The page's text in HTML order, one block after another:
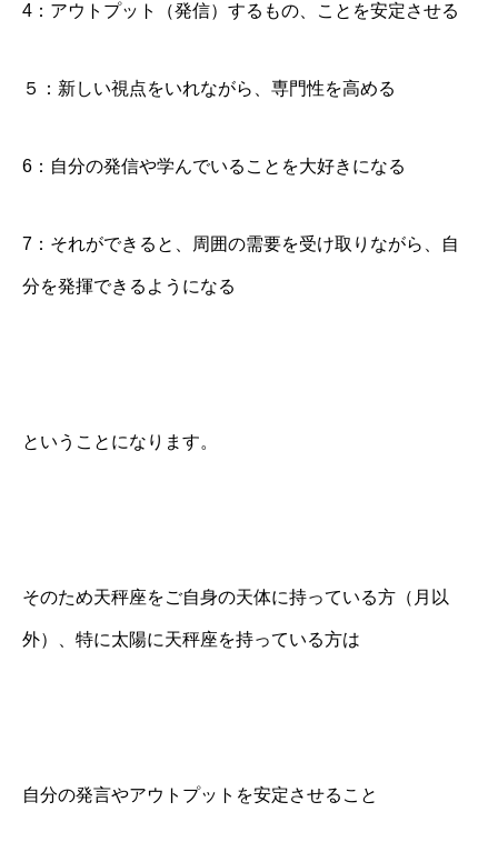
4：アウトプット（発信）するもの、ことを安定させる
５：新しい視点をいれながら、専門性を高める
6：自分の発信や学んでいることを大好きになる
7：それができると、周囲の需要を受け取りながら、自
分を発揮できるようになる
ということになります。
そのため天秤座をご自身の天体に持っている方（月以
外）、特に太陽に天秤座を持っている方は
自分の発言やアウトプットを安定させること